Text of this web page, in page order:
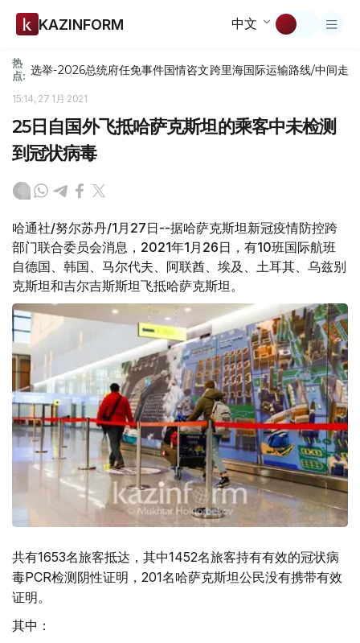
KAZINFORM 中文
热
点: 选举-2026总统府任免事件国情咨文跨里海国际运输路线/中间走廊
15:14, 27 1月 2021
25日自国外飞抵哈萨克斯坦的乘客中未检测
到冠状病毒
哈通社/努尔苏丹/1月27日--据哈萨克斯坦新冠疫情防控跨
部门联合委员会消息，2021年1月26日，有10班国际航班
自德国、韩国、马尔代夫、阿联酋、埃及、土耳其、乌兹别
克斯坦和吉尔吉斯斯坦飞抵哈萨克斯坦。
共有1653名旅客抵达，其中1452名旅客持有有效的冠状病
毒PCR检测阴性证明，201名哈萨克斯坦公民没有携带有效
证明。
其中：